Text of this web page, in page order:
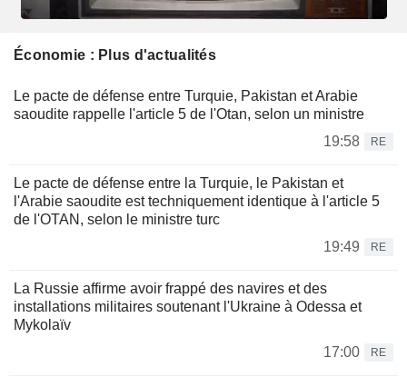
Économie : Plus d'actualités
Le pacte de défense entre Turquie, Pakistan et Arabie
saoudite rappelle l'article 5 de l'Otan, selon un ministre
19:58
RE
Le pacte de défense entre la Turquie, le Pakistan et
l'Arabie saoudite est techniquement identique à l'article 5
de l'OTAN, selon le ministre turc
19:49
RE
La Russie affirme avoir frappé des navires et des
installations militaires soutenant l'Ukraine à Odessa et
Mykolaïv
17:00
RE